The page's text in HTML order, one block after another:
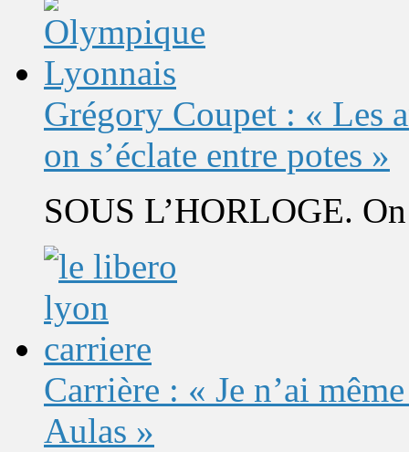
Grégory Coupet : « Les
on s’éclate entre potes »
SOUS L’HORLOGE.
Carrière : « Je n’ai
Aulas »